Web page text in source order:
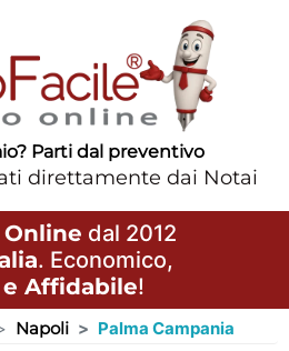
Parti dal preventivo
direttamente dai Notai
dal 2012
. Economico,
Affidabile!
Napoli Palma Campania